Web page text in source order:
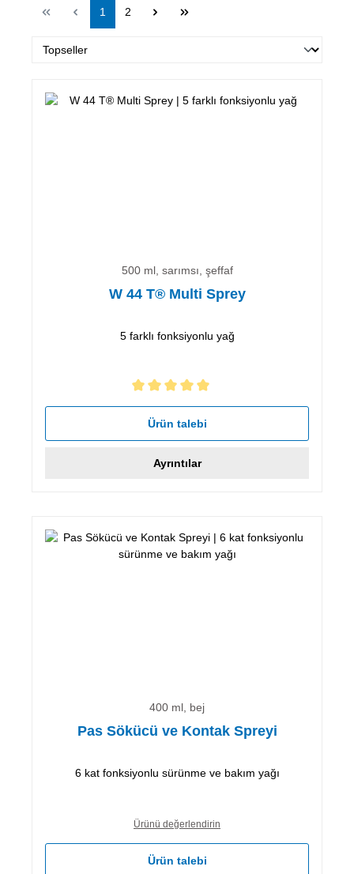
Sayfa
1 Sayfa
2
500 ml, sarımsı, şeffaf
W 44 T® Multi Sprey
5 farklı fonksiyonlu yağ
5 yıldız üzerinden 5 ortalama puanı
Ürün talebi
Ayrıntılar
400 ml, bej
Pas Sökücü ve Kontak Spreyi
6 kat fonksiyonlu sürünme ve bakım yağı
Ürünü değerlendirin
Ürün talebi